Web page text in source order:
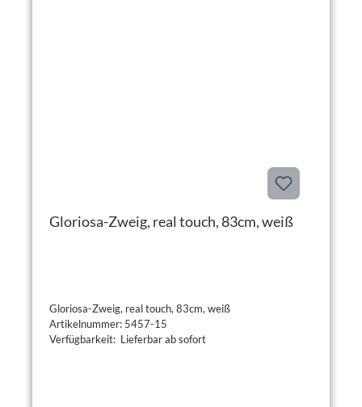
Gloriosa-Zweig, real touch, 83cm, weiß
Gloriosa-Zweig, real touch, 83cm, weiß
Artikelnummer: 5457-15
Verfügbarkeit: Lieferbar ab sofort